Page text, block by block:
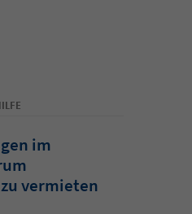
im
vermieten